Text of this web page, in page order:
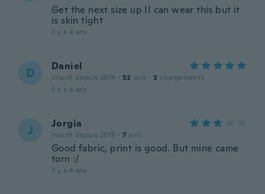
Get the next size up II can wear this but it
is skin tight
il y a 4 ans
D Daniel
Inscrit depuis 2014 · 52 avis · 3 chargements
il y a 4 ans
J Jorgia
Inscrit depuis 2019 · 7 avis
Good fabric, print is good. But mine came
torn :/
il y a 4 ans